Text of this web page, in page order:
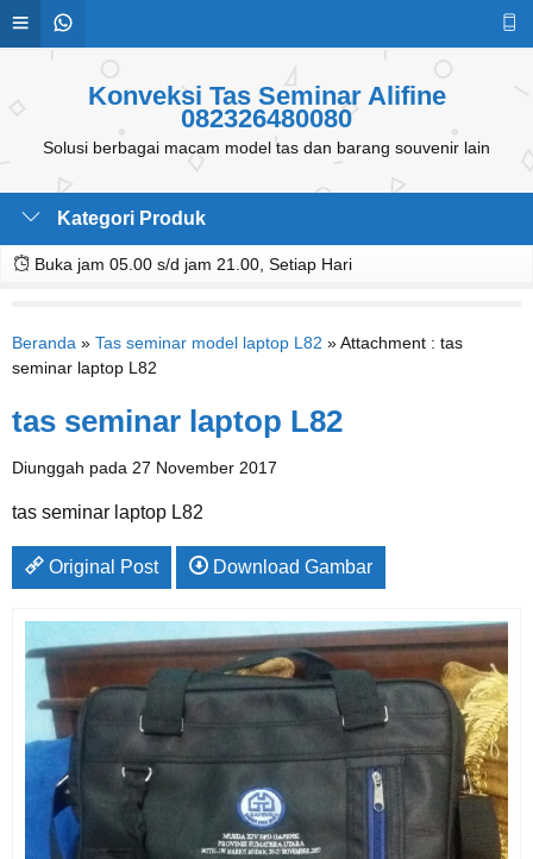
Konveksi Tas Seminar Alifine
082326480080
Solusi berbagai macam model tas dan barang souvenir lain
Kategori Produk
Buka jam 05.00 s/d jam 21.00, Setiap Hari
Beranda » Tas seminar model laptop L82 » Attachment : tas
seminar laptop L82
tas seminar laptop L82
Diunggah pada 27 November 2017
tas seminar laptop L82
Original Post Download Gambar